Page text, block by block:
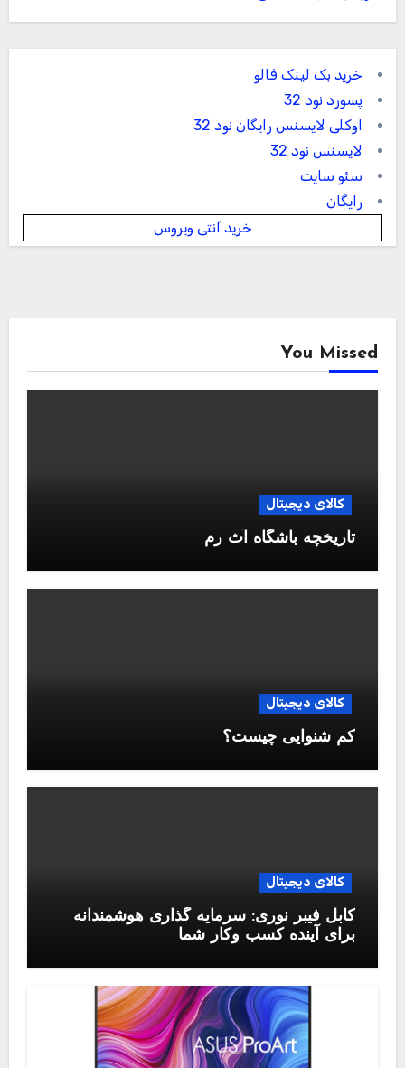
خرید بک لینک فالو
پسورد نود 32
اوکلی لایسنس رایگان نود 32
لایسنس نود 32
سئو سایت
رایگان
خرید آنتی ویروس
You Missed
کالای دیجیتال
تاریخچه باشگاه آث رم
کالای دیجیتال
کم شنوایی چیست؟
کالای دیجیتال
کابل فیبر نوری: سرمایه گذاری هوشمندانه
برای آینده کسب وکار شما